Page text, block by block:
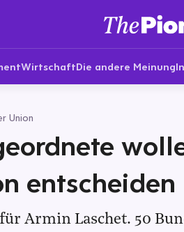
WirtschaftDie andere Meinung
Union
entscheiden
Armin Laschet. 50